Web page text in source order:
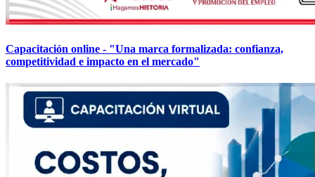
Capacitación online - "Una marca formalizada: confianza,
competitividad e impacto en el mercado"